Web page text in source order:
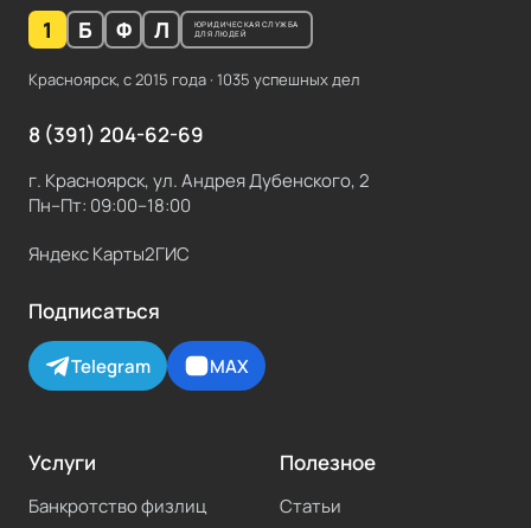
1 Б Ф Л
ЮРИДИЧЕСКАЯ СЛУЖБА
ДЛЯ ЛЮДЕЙ
Красноярск, с2015 года · 1035 успешных дел
8 (391) 204-62-69
г. Красноярск, ул. Андрея Дубенского, 2
Пн–Пт: 09:00–18:00
Яндекс Карты2ГИС
Подписаться
Telegram MAX
Услуги
Банкротство физлиц
Полезное
Статьи